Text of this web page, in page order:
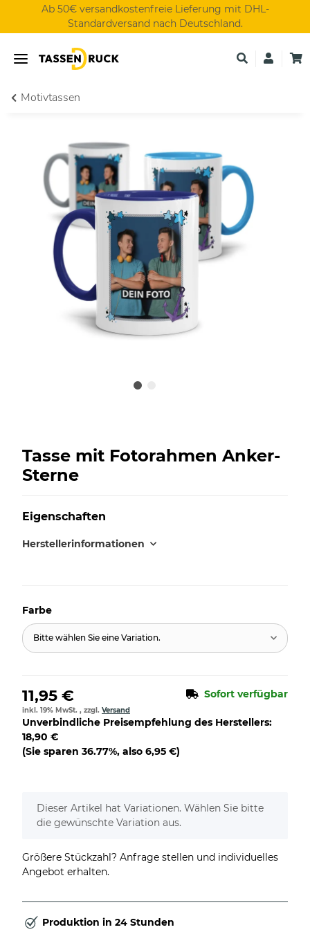
Ab 50€ versandkostenfreie Lieferung mit DHL-
Standardversand nach Deutschland.
Motivtassen
Tasse mit Fotorahmen Anker-
Sterne
Eigenschaften
Herstellerinformationen
Farbe
Bitte wählen Sie eine Variation.
11,95 € Sofort verfügbar
inkl. 19% MwSt. , zzgl. Versand
Unverbindliche Preisempfehlung des Herstellers:
18,90 €
(Sie sparen 36.77%, also 6,95 €)
x
Dieser Artikel hat Variationen. Wählen Sie bitte
die gewünschte Variation aus.
Größere Stückzahl? Anfrage stellen und individuelles
Angebot erhalten.
Produktion in 24 Stunden